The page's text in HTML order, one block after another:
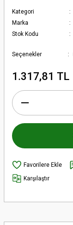
Kategori
Marka
Stok Kodu
Seçenekler
1.317,81 TL
Karşılaştır